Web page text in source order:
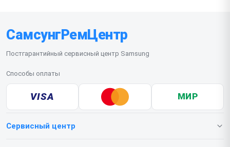
СамсунгРемЦентр
Постгарантийный сервисный центр Samsung
Способы оплаты
VISA МИР
Сервисный центр